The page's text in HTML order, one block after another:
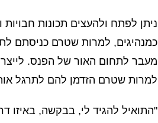
ניתן לפתח ולהעצים תכונות
כמנהיגים, למרות שטרם כניסתם
מעבר לתחום האור של הפנס.
למרות שטרם הזדמן להם לתרגל
"התואיל להגיד לי, בבקשה, באיזו